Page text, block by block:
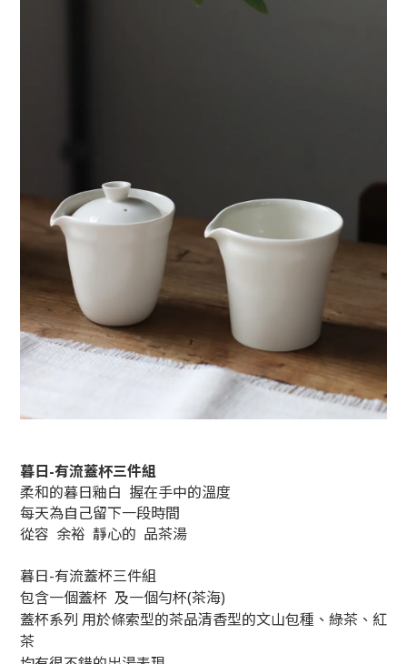
暮日-有流蓋杯三件組
柔和的暮日釉白 握在手中的溫度
每天為自己留下一段時間
從容 余裕 靜心的 品茶湯
暮日-有流蓋杯三件組
包含一個蓋杯 及一個勻杯(茶海)
蓋杯系列 用於條索型的茶品清香型的文山包種、綠茶、紅
茶